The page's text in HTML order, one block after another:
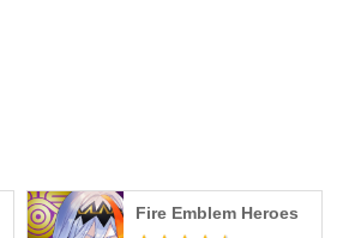
Fire Emblem Heroes